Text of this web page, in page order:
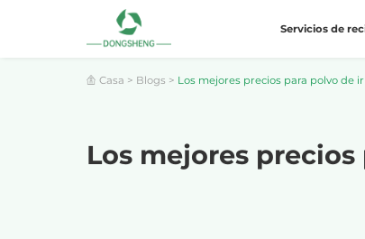
Servicios de
Casa > Blogs > Los mejores precios para polvo de
Los mejores